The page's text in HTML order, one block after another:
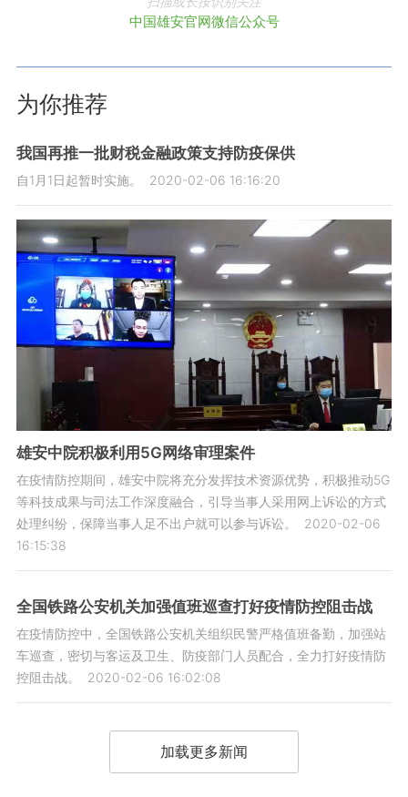
中国雄安官网微信公众号
为你推荐
我国再推一批财税金融政策支持防疫保供
自1月1日起暂时实施。 2020-02-06 16:16:20
雄安中院积极利用5G网络审理案件
在疫情防控期间，雄安中院将充分发挥技术资源优势，积极推动5G
等科技成果与司法工作深度融合，引导当事人采用网上诉讼的方式
处理纠纷，保障当事人足不出户就可以参与诉讼。
2020-02-06
16:15:38
全国铁路公安机关加强值班巡查打好疫情防控阻击战
在疫情防控中，全国铁路公安机关组织民警严格值班备勤，加强站
车巡查，密切与客运及卫生、防疫部门人员配合，全力打好疫情防
控阻击战。
2020-02-06 16:02:08
加载更多新闻